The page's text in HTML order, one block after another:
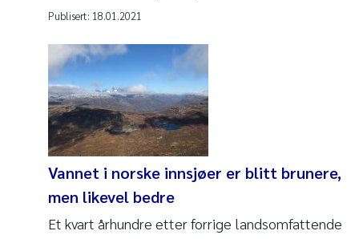
Publisert: 18.01.2021
Vannet i norske innsjøer er blitt brunere,
men likevel bedre
Et kvart århundre etter forrige landsomfattende